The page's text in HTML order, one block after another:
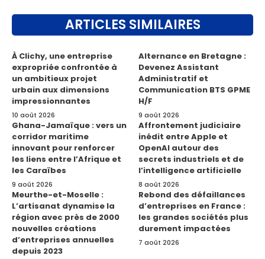
ARTICLES SIMILAIRES
À Clichy, une entreprise
expropriée confrontée à
un ambitieux projet
urbain aux dimensions
impressionnantes
10 août 2026
Alternance en Bretagne :
Devenez Assistant
Administratif et
Communication BTS GPME
H/F
9 août 2026
Ghana-Jamaïque : vers un
corridor maritime
innovant pour renforcer
les liens entre l’Afrique et
les Caraïbes
9 août 2026
Affrontement judiciaire
inédit entre Apple et
OpenAI autour des
secrets industriels et de
l’intelligence artificielle
8 août 2026
Meurthe-et-Moselle :
L’artisanat dynamise la
région avec près de 2000
nouvelles créations
d’entreprises annuelles
depuis 2023
Rebond des défaillances
d’entreprises en France :
les grandes sociétés plus
durement impactées
7 août 2026